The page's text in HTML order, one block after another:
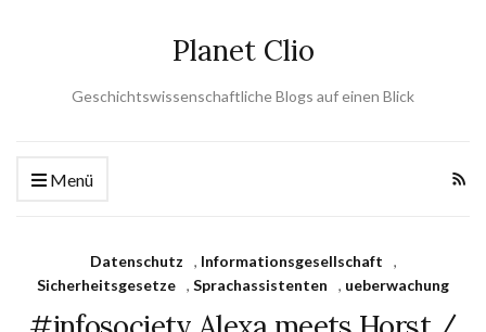
Planet Clio
Geschichtswissenschaftliche Blogs auf einen Blick
Menü
Datenschutz , Informationsgesellschaft
,
Sicherheitsgesetze , Sprachassistenten , ueberwachung